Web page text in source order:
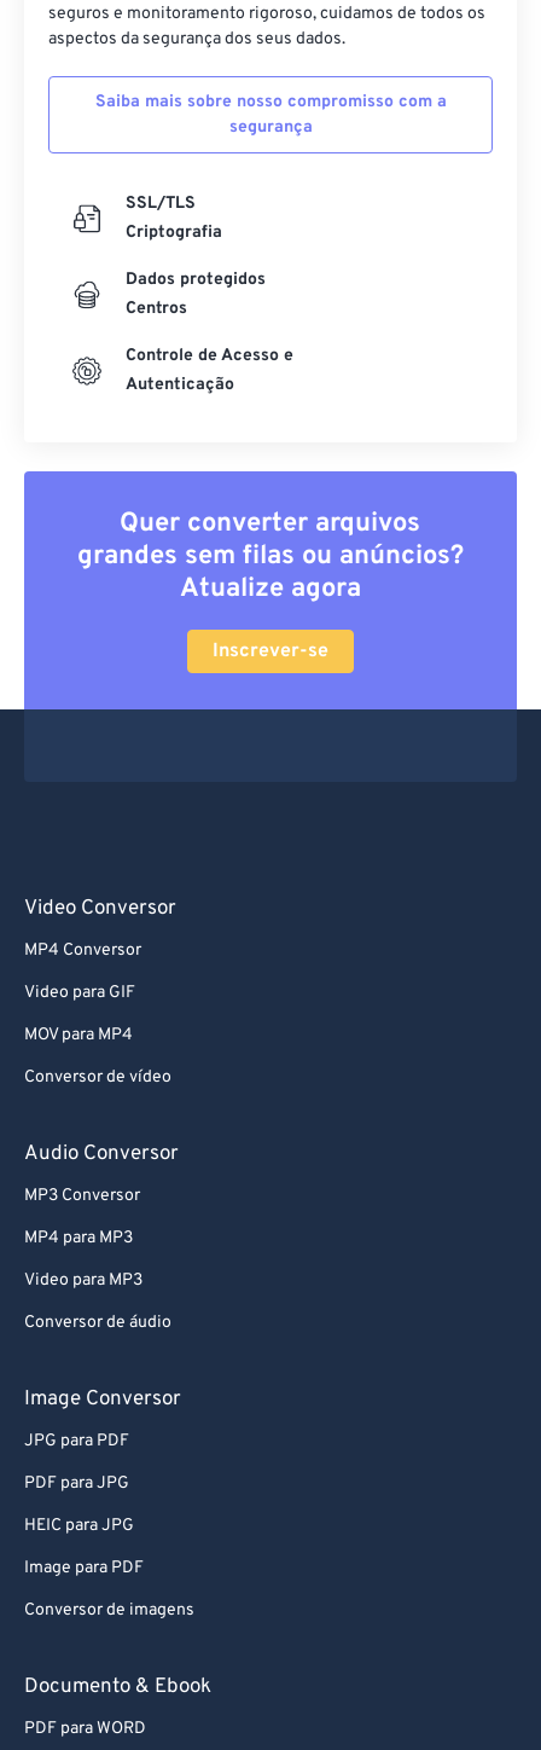
seguros e monitoramento rigoroso, cuidamos de todos os
aspectos da segurança dos seus dados.
Saiba mais sobre nosso compromisso com a
segurança
SSL/TLS
Criptografia
Dados protegidos
Centros
Controle de Acesso e
Autenticação
Quer converter arquivos
grandes sem filas ou anúncios?
Atualize agora
Inscrever-se
Video Conversor
MP4 Conversor
Video para GIF
MOV para MP4
Conversor de vídeo
Audio Conversor
MP3 Conversor
MP4 para MP3
Video para MP3
Conversor de áudio
Image Conversor
JPG para PDF
PDF para JPG
HEIC para JPG
Image para PDF
Conversor de imagens
Documento & Ebook
PDF para WORD